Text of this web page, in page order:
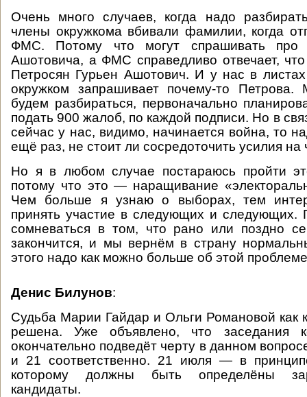
Очень много случаев, когда надо
члены окружкома вбивали фамилии, когда
ФМС. Потому что могут спрашивать про
Ашотовича, а ФМС справедливо отвечает, что
Петросян Гурьен Ашотович. И у нас в
окружком запрашивает почему-то
будем разбираться, первоначально
подать 900 жалоб, по каждой подписи. Но в
сейчас у нас, видимо, начинается война, то
ещё раз, не стоит ли сосредоточить усилия на
Но я в любом случае постараюсь пройти
потому что это — наращивание
Чем больше я узнаю о выборах, тем
принять участие в следующих и следующих.
сомневаться в том, что рано или поздно
закончится, и мы вернём в страну
этого надо как можно больше об этой
Денис Билунов:
Судьба Марии Гайдар и Ольги Романовой как
решена. Уже объявлено, что заседания
окончательно подведёт черту в данном
и 21 соответственно. 21 июля — в
которому должны быть определёны
кандидаты.